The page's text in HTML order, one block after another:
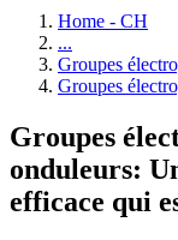
Home - CH
...
Groupes
Groupes
Groupes
onduleurs:
efficace qui